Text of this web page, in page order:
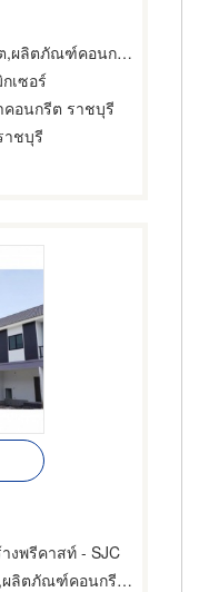
จรูป (คอนกรีตเสริมเหล็กและอัดแรง)
เซอร์
คอนกรีต ราชบุรี
าชบุรี
งพรีคาสท์ - SJC
รูป (คอนกรีตเสริมเหล็กและอัดแรง)